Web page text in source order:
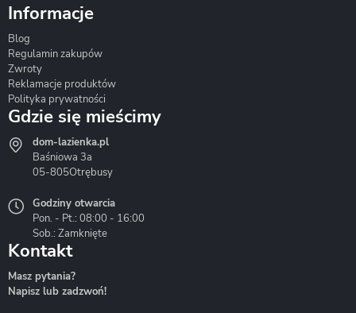
Hydrostop
Liveno
Informacje
Blog
Regulamin zakupów
Zwroty
Reklamacje produktów
Polityka prywatności
Gdzie się mieścimy
dom-lazienka.pl
Baśniowa 3a
05-805Otrębusy
Godziny otwarcia
Pon. - Pt.: 08:00 - 16:00
Sob.: Zamknięte
Kontakt
Masz pytania?
Napisz lub zadzwoń!